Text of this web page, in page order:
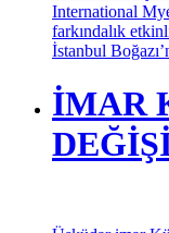
1-31 Mart
Farkındalık Ayı
International
İstanbul
İMAR